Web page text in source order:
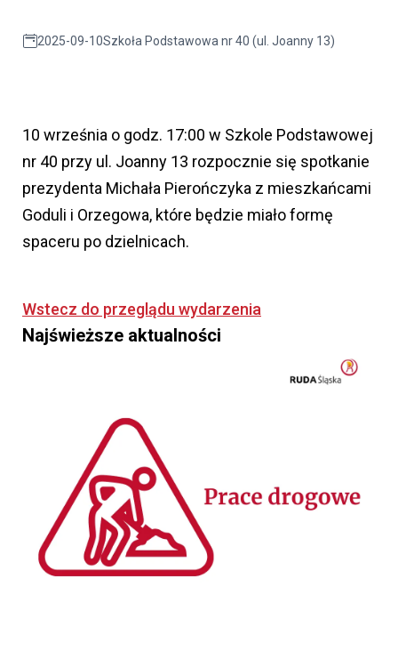
2025-09-10Szkoła Podstawowa nr 40 (ul. Joanny 13)
10 września o godz. 17:00 w Szkole Podstawowej
nr 40 przy ul. Joanny 13 rozpocznie się spotkanie
prezydenta Michała Pierończyka z mieszkańcami
Goduli i Orzegowa, które będzie miało formę
spaceru po dzielnicach.
Wstecz do przeglądu wydarzenia
Najświeższe aktualności